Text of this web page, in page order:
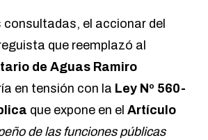
consultadas, el accionar del
que reemplazó al
de Aguas Ramiro
en tensión con la Ley Nº 560-
que expone en el Artículo
de las funciones públicas